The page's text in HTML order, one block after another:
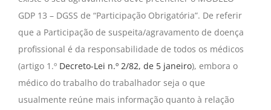
GDP 13 – DGSS de “Participação Obrigatória”. De referir
que a Participação de suspeita/agravamento de doença
profissional é da responsabilidade de todos os médicos
(artigo 1.º Decreto-Lei n.º 2/82, de 5 janeiro), embora o
médico do trabalho do trabalhador seja o que
usualmente reúne mais informação quanto à relação